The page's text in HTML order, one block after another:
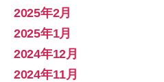
2025年2月
2025年1月
2024年12月
2024年11月